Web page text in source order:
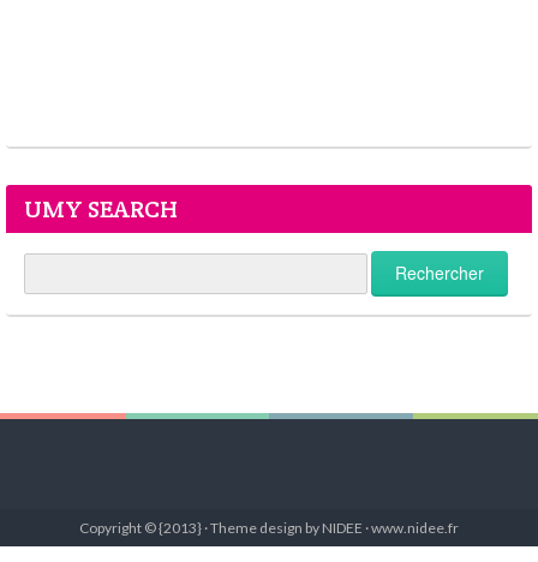
UMY SEARCH
Copyright © {2013} · Theme design by NIDEE · www.nidee.fr